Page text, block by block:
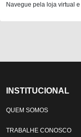
Navegue pela loja virtual
INSTITUCIONAL
QUEM SOMOS
TRABALHE CONOSCO